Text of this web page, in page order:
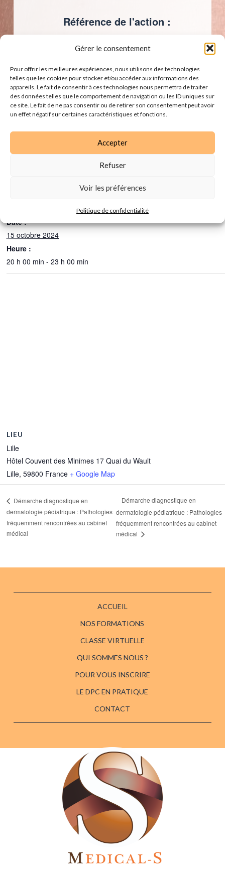
Gérer le consentement
Pour offrir les meilleures expériences, nous utilisons des technologies
telles que les cookies pour stocker et/ou accéder aux informations des
appareils. Le fait de consentir à ces technologies nous permettra de traiter
des données telles que le comportement de navigation ou les ID uniques sur
ce site. Le fait de ne pas consentir ou de retirer son consentement peut avoir
un effet négatif sur certaines caractéristiques et fonctions.
Accepter
Refuser
Voir les préférences
Politique de confidentialité
Référence de l'action :
Je veux m'inscrire
Date :
15 octobre 2024
Heure :
20 h 00 min - 23 h 00 min
LIEU
Lille
Hôtel Couvent des Minimes 17 Quai du Wault
Lille, 59800 France + Google Map
Démarche diagnostique en
dermatologie pédiatrique : Pathologies
fréquemment rencontrées au cabinet
médical
Démarche diagnostique en
dermatologie pédiatrique : Pathologies
fréquemment rencontrées au cabinet
médical
ACCUEIL
NOS FORMATIONS
CLASSE VIRTUELLE
QUI SOMMES NOUS ?
POUR VOUS INSCRIRE
LE DPC EN PRATIQUE
CONTACT